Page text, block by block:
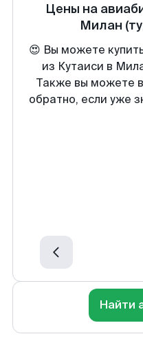
Цены на
Милан
😍 Вы можете
из Кутаиси в
Также вы можете
обратно, если уже
Найти